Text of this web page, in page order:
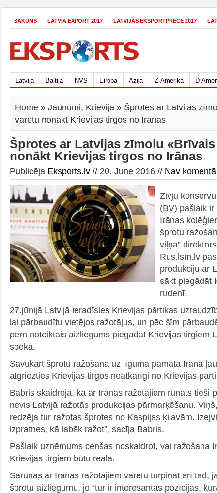
SĀKUMS LATVIA EXPORT 2017 LATVIJAS EKSPORTPRECE 2017
Latvija Baltija NVS Eiropa Āzija Z-Amerika D-
Home » Jaunumi, Krievija » Šprotes ar Latvijas
varētu nonākt Krievijas tirgos no Irānas
Šprotes ar Latvijas zīmolu
nonākt Krievijas tirgos no Irānas
Publicēja Eksports.lv // 20. June 2016 // Nav
Zivju
(BV) pašlaik
Irānas
šprotu
viļņa”
Rus.lsm.lv
produkciju ar
sākt piegādāt
rudenī.
27.jūnijā Latvijā ieradīsies Krievijas pārtikas
lai pārbaudītu vietējos ražotājus, un pēc šīm
pērn noteiktais aizliegums piegādāt Krievijas tirgiem
spēkā.
Savukārt šprotu ražošana uz līguma pamata Irānā
atgriezties Krievijas tirgos neatkarīgi no Krievijas
Babris skaidroja, ka ar Irānas ražotājiem runāts tieši
nevis Latvijā ražotās produkcijas pārmarķēšanu.
redzēja tur ražotas šprotes no Kaspijas ķilavām.
izpratnes, kā labāk ražot”, sacīja Babris.
Pašlaik uzņēmums cenšas noskaidrot, vai ražošana
Krievijas tirgiem būtu reāla.
Sarunas ar Irānas ražotājiem varētu turpināt arī tad,
šprotu aizliegumu, jo “tur ir interesantas pozīcijas,